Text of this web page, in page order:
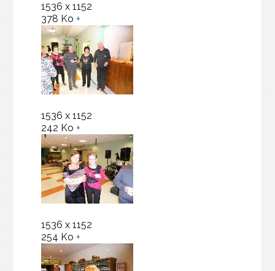
1536 x 1152
378 Ko +
1536 x 1152
242 Ko +
1536 x 1152
254 Ko +